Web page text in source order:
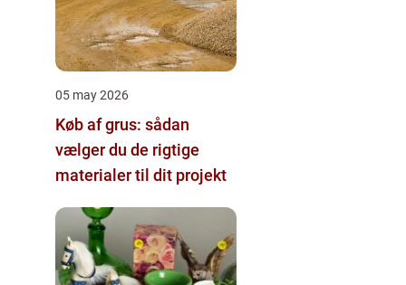
05 may 2026
Køb af grus: sådan
vælger du de rigtige
materialer til dit projekt